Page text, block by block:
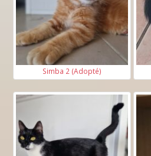
Simba 2 (Adopté)